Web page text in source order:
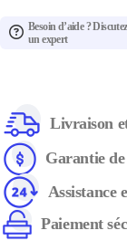
Besoin d’aide ?
un expert
Livraison
Garantie
Assistance
Paiement